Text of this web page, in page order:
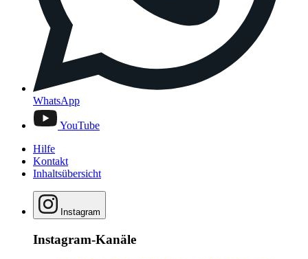
WhatsApp
YouTube
Hilfe
Kontakt
Inhaltsübersicht
Instagram
Instagram-Kanäle